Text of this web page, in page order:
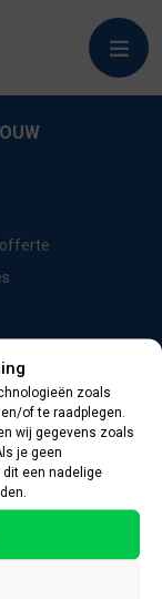
zoals
of te raadplegen.
wij gegevens zoals
je geen
een nadelige